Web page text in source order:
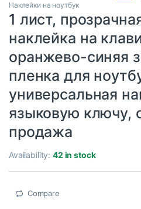
Наклейки на ноутбук
1 лист,
наклейка на
оранжево-синяя
пленка для
универсальная
языковую ключу,
продажа
Availability:42 in stock
Compare